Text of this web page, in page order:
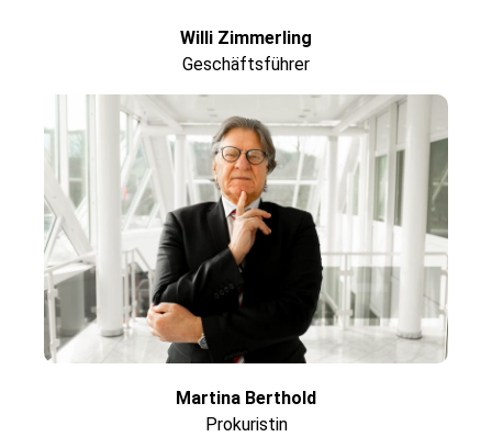
Willi Zimmerling
Geschäftsführer
Martina Berthold
Prokuristin